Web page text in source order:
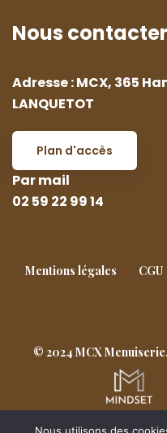
Nous
Adresse : MCX, 365
LANQUETOT
Plan d'accès
Par mail
02 59 22 99 14
Mentions légales CGU
© 2024 MCX